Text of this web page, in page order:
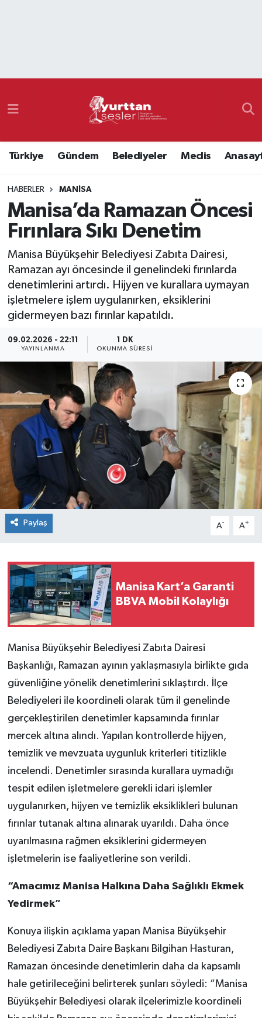
Türkiye Gündem Belediyeler Meclis
HABERLER MANISA
Manisa’da Ramazan Öncesi
Fırınlara Sıkı Denetim
Manisa Büyükşehir Belediyesi Zabıta Dairesi,
Ramazan ayı öncesinde il genelindeki fırınlarda
denetimlerini artırdı. Hijyen ve kurallara uymayan
işletmelere işlem uygulanırken, eksiklerini
gidermeyen bazı fırınlar kapatıldı.
09.02.2026 - 22:11
YAYINLANMA
1 DK
OKUNMA SÜRESI
Paylaş A- A+
Manisa Kart’a Garanti
BBVA Mobil Kolaylığı
Manisa Büyükşehir Belediyesi Zabıta Dairesi
Başkanlığı, Ramazan ayının yaklaşmasıyla birlikte gıda
güvenliğine yönelik denetimlerini sıklaştırdı. İlçe
Belediyeleri ile koordineli olarak tüm il genelinde
gerçekleştirilen denetimler kapsamında fırınlar
mercek altına alındı. Yapılan kontrollerde hijyen,
temizlik ve mevzuata uygunluk kriterleri titizlikle
incelendi. Denetimler sırasında kurallara uymadığı
tespit edilen işletmelere gerekli idari işlemler
uygulanırken, hijyen ve temizlik eksiklikleri bulunan
fırınlar tutanak altına alınarak uyarıldı. Daha önce
uyarılmasına rağmen eksiklerini gidermeyen
işletmelerin ise faaliyetlerine son verildi.
“Amacımız Manisa Halkına Daha Sağlıklı Ekmek
Yedirmek”
Konuya ilişkin açıklama yapan Manisa Büyükşehir
Belediyesi Zabıta Daire Başkanı Bilgihan Hasturan,
Ramazan öncesinde denetimlerin daha da kapsamlı
hale getirileceğini belirterek şunları söyledi: “Manisa
Büyükşehir Belediyesi olarak ilçelerimizle koordineli
Namaz Vakitleri
Süper Lig Puan Durumu ve Fikstür
Tüm Manşetler
Son Dakika Haberleri
Haber Arşivi